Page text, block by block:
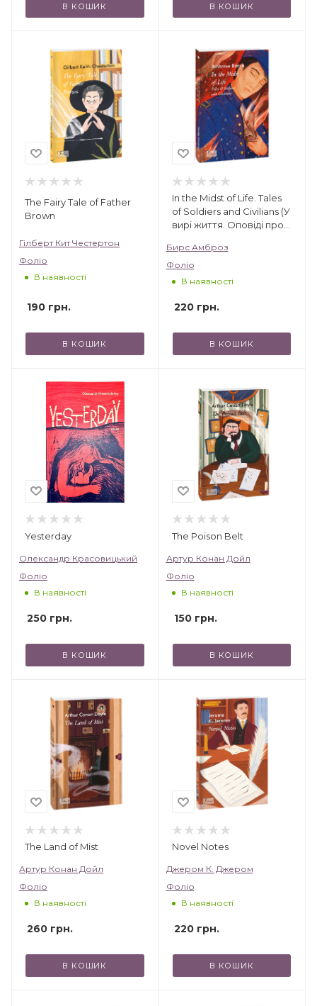
В КОШИК В КОШИК
The Fairy Tale of Father
Brown
Гілберт Кит Честертон
Фоліо
В наявності
190 грн.
В КОШИК
In the Midst of Life. Tales
of Soldiers and Civilians (У
вирі життя. Оповіді про
Бирс Амброз
Фоліо
В наявності
220грн.
В КОШИК
Yesterday
Олександр Красовицький
Фоліо
В наявності
250 грн.
В КОШИК
The Poison Belt
Артур Конан Дойл
Фоліо
В наявності
150грн.
В КОШИК
The Land of Mist
Артур Конан Дойл
Фоліо
В наявності
260 грн.
В КОШИК
Novel Notes
Джером К. Джером
Фоліо
В наявності
220грн.
В КОШИК